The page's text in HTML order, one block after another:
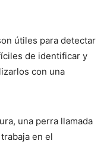
útiles para detectar
de identificar y
con una
una perra llamada
en el